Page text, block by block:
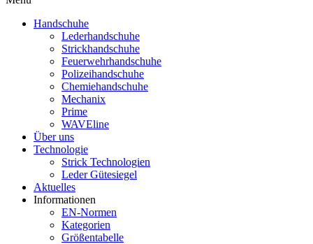
Handschuhe
Lederhandschuhe
Strickhandschuhe
Feuerwehrhandschuhe
Polizeihandschuhe
Chemiehandschuhe
Mechanix
Prime
WAVEline
Über uns
Technologie
Strick Technologien
Leder Gütesiegel
Aktuelles
Informationen
EN-Normen
Kategorien
Größentabelle